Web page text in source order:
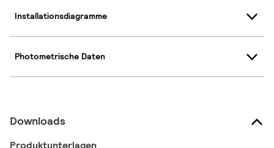
Installationsdiagramme
Photometrische Daten
Downloads
Produktunterlagen